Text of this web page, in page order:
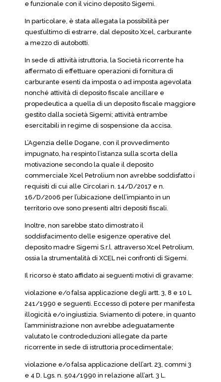
e funzionale con il vicino deposito Sigemi.
In particolare, è stata allegata la possibilità per
quest’ultimo di estrarre, dal deposito Xcel, carburante
a mezzo di autobotti.
In sede di attività istruttoria, la Società ricorrente ha
affermato di effettuare operazioni di fornitura di
carburante esenti da imposta o ad imposta agevolata
nonché attività di deposito fiscale ancillare e
propedeutica a quella di un deposito fiscale maggiore
gestito dalla società Sigemi; attività entrambe
esercitabili in regime di sospensione da accisa.
L’Agenzia delle Dogane, con il provvedimento
impugnato, ha respinto l’istanza sulla scorta della
motivazione secondo la quale il deposito
commerciale Xcel Petrolium non avrebbe soddisfatto i
requisiti di cui alle Circolari n. 14/D/2017 e n.
16/D/2006 per l’ubicazione dell’impianto in un
territorio ove sono presenti altri depositi fiscali.
Inoltre, non sarebbe stato dimostrato il
soddisfacimento delle esigenze operative del
deposito madre Sigemi S.r.l. attraverso Xcel Petrolium,
ossia la strumentalità di XCEL nei confronti di Sigemi.
Il ricorso è stato affidato ai seguenti motivi di gravame:
violazione e/o falsa applicazione degli artt. 3, 8 e 10 L
241/1990 e seguenti. Eccesso di potere per manifesta
illogicità e/o ingiustizia. Sviamento di potere, in quanto
l’amministrazione non avrebbe adeguatamente
valutato le controdeduzioni allegate da parte
ricorrente in sede di istruttoria procedimentale;
violazione e/o falsa applicazione dell’art. 23, commi 3
e 4 D. Lgs. n. 504/1990 in relazione all’art. 3 L.